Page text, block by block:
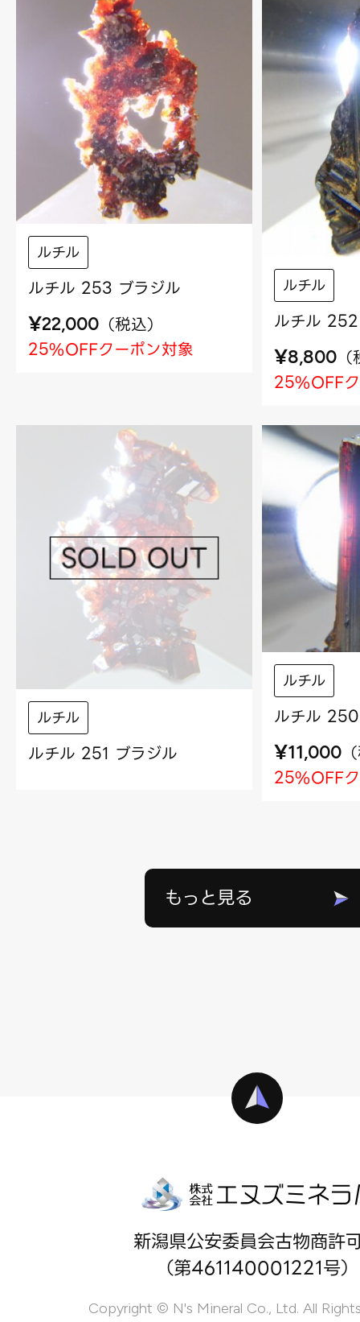
ルチル
ルチル 253 ブラジル
¥22,000 （税込）
25%OFFクーポン対象
ルチル
ルチル
¥8,800 （
25%OFF
ルチル
ルチル 251 ブラジル
ルチル
ルチル
¥11,000 （
25%OFF
もっと見る
新潟県公安委員会古物商許
（第461140001221号）
Copyright © N's Mineral Co., Ltd. All